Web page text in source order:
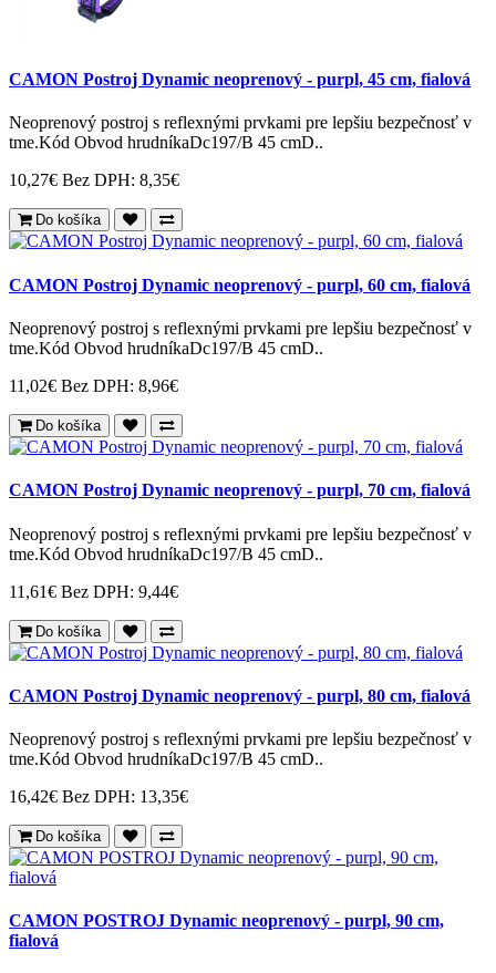
CAMON Postroj Dynamic neoprenový - purpl, 45 cm, fialová
Neoprenový postroj s reflexnými prvkami pre lepšiu bezpečnosť v
tme.Kód Obvod hrudníkaDc197/B 45 cmD..
10,27€ Bez DPH: 8,35€
Do košíka
CAMON Postroj Dynamic neoprenový - purpl, 60 cm, fialová
Neoprenový postroj s reflexnými prvkami pre lepšiu bezpečnosť v
tme.Kód Obvod hrudníkaDc197/B 45 cmD..
11,02€ Bez DPH: 8,96€
Do košíka
CAMON Postroj Dynamic neoprenový - purpl, 70 cm, fialová
Neoprenový postroj s reflexnými prvkami pre lepšiu bezpečnosť v
tme.Kód Obvod hrudníkaDc197/B 45 cmD..
11,61€ Bez DPH: 9,44€
Do košíka
CAMON Postroj Dynamic neoprenový - purpl, 80 cm, fialová
Neoprenový postroj s reflexnými prvkami pre lepšiu bezpečnosť v
tme.Kód Obvod hrudníkaDc197/B 45 cmD..
16,42€ Bez DPH: 13,35€
Do košíka
CAMON POSTROJ Dynamic neoprenový - purpl, 90 cm,
fialová